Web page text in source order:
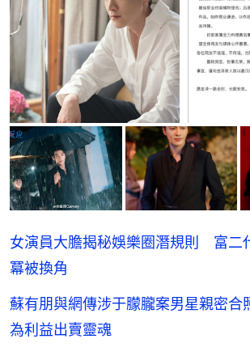
女演員大膽揭秘娛樂圈潛規則 富二
冪被換角
蘇有朋與網傳涉于朦朧案男星親密
為利益出賣靈魂